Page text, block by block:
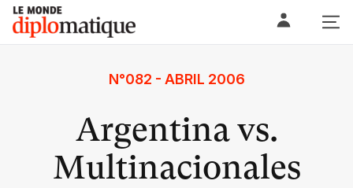
Skip
content
Le monde diplomatique
N°082 - ABRIL 2006
Argentina vs.
Multinacionales